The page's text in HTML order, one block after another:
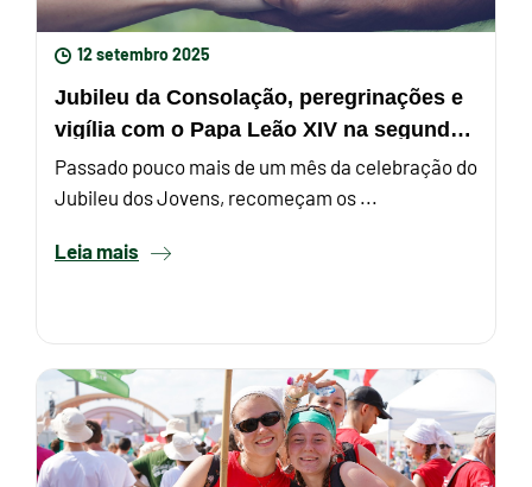
12 setembro 2025
Jubileu da Consolação, peregrinações e
vigília com o Papa Leão XIV na segunda-
feira
Passado pouco mais de um mês da celebração do
Jubileu dos Jovens, recomeçam os ...
Leia mais